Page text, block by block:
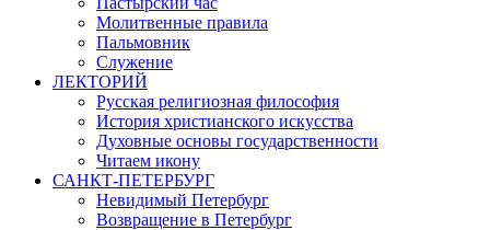
Молитвенные правила
Пальмовник
Служение
ЛЕКТОРИЙ
Русская религиозная философия
История христианского искусства
Духовные основы государственности
Читаем икону
САНКТ-ПЕТЕРБУРГ
Невидимый Петербург
Возвращение в Петербург